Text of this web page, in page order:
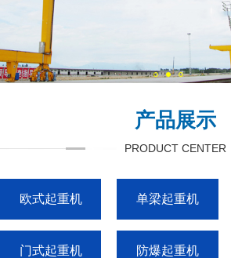
产品展示
PRODUCT CENTER
欧式起重机 单梁起重机
门式起重机 防爆起重机